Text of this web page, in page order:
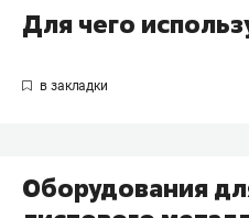
Для чего
Оборудования